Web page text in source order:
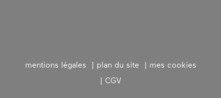
mentions légales plan du site
mes cookies
CGV